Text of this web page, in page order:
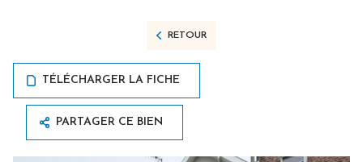
RETOUR
TÉLÉCHARGER LA FICHE
PARTAGER CE BIEN